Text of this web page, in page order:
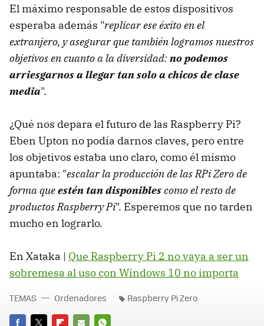
El máximo responsable de estos dispositivos
esperaba además "replicar ese éxito en el
extranjero, y asegurar que también logramos nuestros
objetivos en cuanto a la diversidad:no podemos
arriesgarnos a llegar tan solo a chicos de clase
media".
¿Qué nos depara el futuro de las Raspberry Pi?
Eben Upton no podía darnos claves, pero entre
los objetivos estaba uno claro, como él mismo
apuntaba: "escalar la producción de las RPi Zero de
forma queestén tan disponiblescomo el resto de
productos Raspberry Pi". Esperemos que no tarden
mucho en lograrlo.
En Xataka | Que Raspberry Pi 2 no vaya a ser un
sobremesa al uso con Windows 10 no importa
TEMAS Ordenadores Raspberry Pi Zero